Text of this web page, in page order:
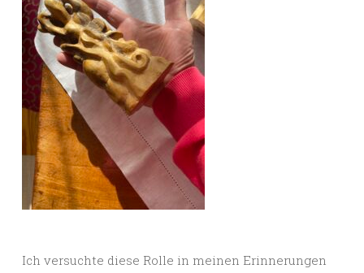
Ich versuchte diese Rolle in meinen Erinnerungen